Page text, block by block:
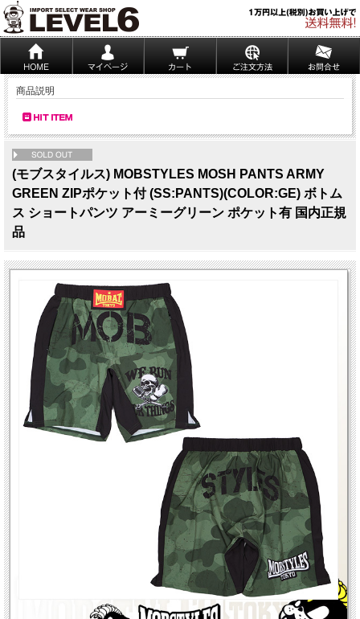
商品説明
(モブスタイルス) MOBSTYLES MOSH PANTS ARMY
GREEN ZIPポケット付 (SS:PANTS)(COLOR:GE) ボトム
ス ショートパンツ アーミーグリーン ポケット有 国内正規
品